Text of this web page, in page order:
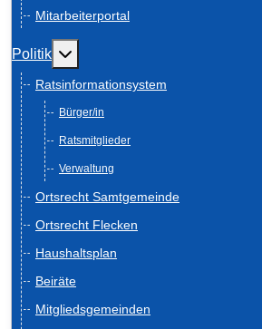
Mitarbeiterportal
Politik Weitere Informationen: Politik
Ratsinformationsystem
Bürger/in
Ratsmitglieder
Verwaltung
Ortsrecht Samtgemeinde
Ortsrecht Flecken
Haushaltsplan
Beiräte
Mitgliedsgemeinden